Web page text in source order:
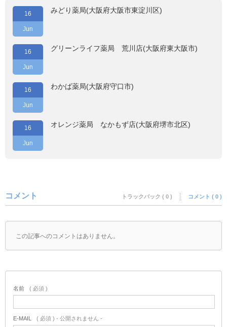
16
Jun
みどり薬局(大阪府大阪市東淀川区)
16
Jun
グリーンライフ薬局 荒川店(大阪府東大阪市)
16
Jun
わかば薬局(大阪府守口市)
16
Jun
オレンジ薬局 なかもず店(大阪府堺市北区)
コメント トラックバック ( 0 ) コメント ( 0 )
この記事へのコメントはありません。
名前 ( 必須 )
E-MAIL ( 必須 ) - 公開されません -